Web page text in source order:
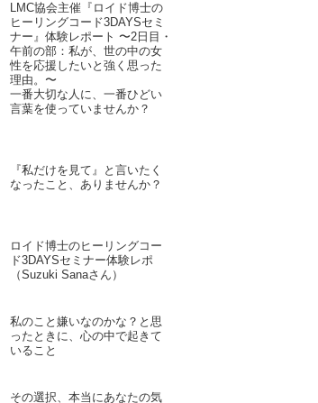
LMC協会主催『ロイド博士の
ヒーリングコード3DAYSセミ
ナー』体験レポート 〜2日目・
午前の部：私が、世の中の女
性を応援したいと強く思った
理由。〜
一番大切な人に、一番ひどい
言葉を使っていませんか？
『私だけを見て』と言いたく
なったこと、ありませんか？
ロイド博士のヒーリングコー
ド3DAYSセミナー体験レポ
（Suzuki Sanaさん）
私のこと嫌いなのかな？と思
ったときに、心の中で起きて
いること
その選択、本当にあなたの気